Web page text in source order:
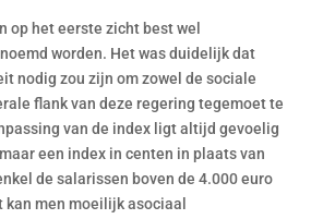
op het eerste zicht best wel
worden. Het was duidelijk dat
nodig zou zijn om zowel de sociale
flank van deze regering tegemoet te
van de index ligt altijd gevoelig
een index in centen in plaats van
de salarissen boven de 4.000 euro
men moeilijk asociaal